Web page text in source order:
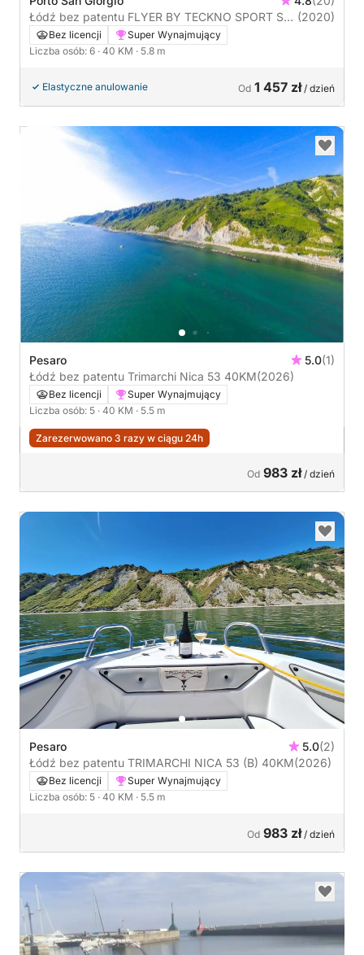
Łódź bez patentu FLYER BY TECKNO SPORT SRL
FLYER575 40KM
(2020)
Bez licencji
Super Wynajmujący
Liczba osób: 6 · 40 KM · 5.8 m
Elastyczne anulowanie Od 1 457 zł/ dzień
Pesaro 5.0(1)
Łódź bez patentu Trimarchi Nica 53 40KM(2026)
Bez licencji
Super Wynajmujący
Liczba osób: 5 · 40 KM · 5.5 m
Zarezerwowano 3 razy w ciągu 24h
Od 983 zł/ dzień
Pesaro 5.0(2)
Łódź bez patentu TRIMARCHI NICA 53 (B) 40KM(2026)
Bez licencji
Super Wynajmujący
Liczba osób: 5 · 40 KM · 5.5 m
Od 983 zł/ dzień